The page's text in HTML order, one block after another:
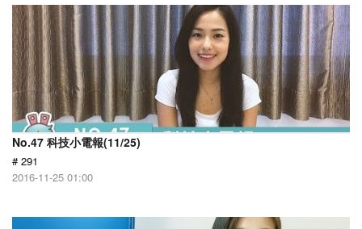
No.47 科技小電報(11/25)
# 291
2016-11-25 01:00